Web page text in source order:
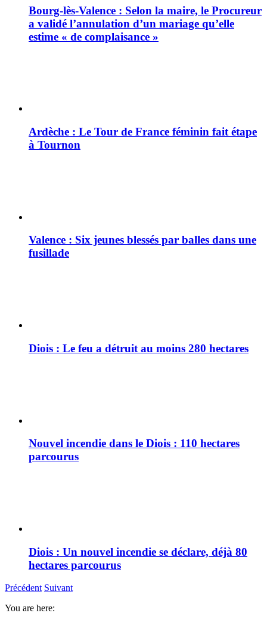
Bourg-lès-Valence : Selon la maire, le Procureur
a validé l’annulation d’un mariage qu’elle
estime « de complaisance »
Ardèche : Le Tour de France féminin fait étape
à Tournon
Valence : Six jeunes blessés par balles dans une
fusillade
Diois : Le feu a détruit au moins 280 hectares
Nouvel incendie dans le Diois : 110 hectares
parcourus
Diois : Un nouvel incendie se déclare, déjà 80
hectares parcourus
Précédent Suivant
You are here: